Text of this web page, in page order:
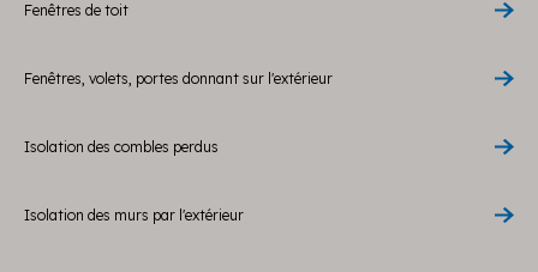
Fenêtres de toit
Fenêtres, volets, portes donnant sur l'extérieur
Isolation des combles perdus
Isolation des murs par l'extérieur